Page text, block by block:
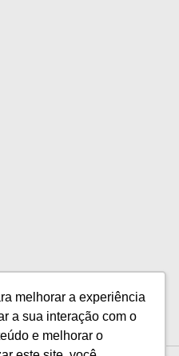
melhorar a experiência
a sua interação com o
e melhorar o